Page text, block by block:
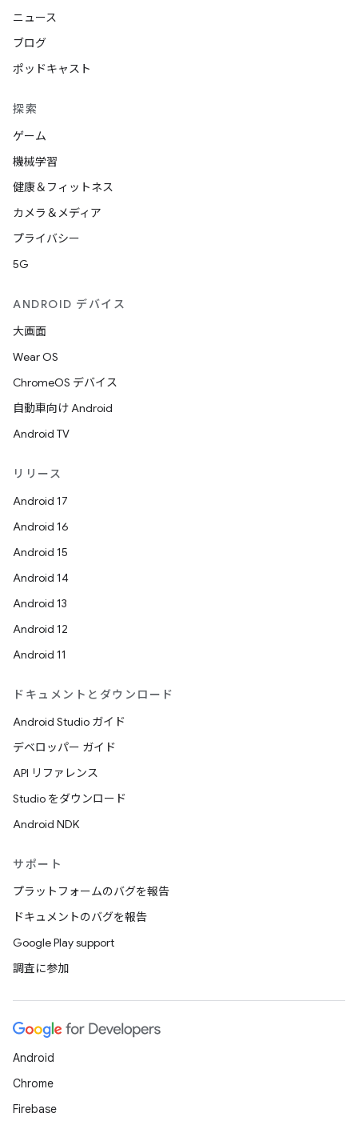
ニュース
ブログ
ポッドキャスト
探索
ゲーム
機械学習
健康＆フィットネス
カメラ＆メディア
プライバシー
5G
ANDROID デバイス
大画面
Wear OS
ChromeOS デバイス
自動車向け Android
Android TV
リリース
Android 17
Android 16
Android 15
Android 14
Android 13
Android 12
Android 11
ドキュメントとダウンロード
Android Studio ガイド
デベロッパー ガイド
API リファレンス
Studio をダウンロード
Android NDK
サポート
プラットフォームのバグを報告
ドキュメントのバグを報告
Google Play support
調査に参加
Android
Chrome
Firebase